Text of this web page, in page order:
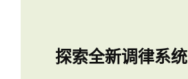
探索全新调律系统